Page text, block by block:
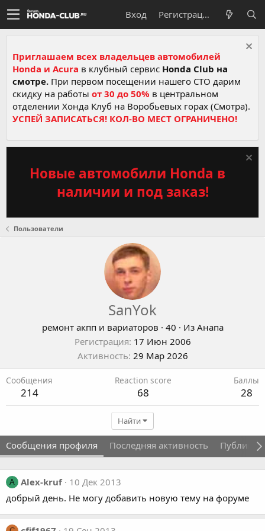
Вход Регистрация
Приглашаем всех владельцев автомобилей
Honda и Acura в клубный сервис Honda Club на
смотре. При первом посещении нашего СТО дарим
скидку на работы от 30 до 50% в центральном
отделении Хонда Клуб на Воробьевых горах (Смотра).
УСПЕЙ ЗАПИСАТЬСЯ! КОЛ-ВО МЕСТ ОГРАНИЧЕНО!
Новые автомобили Honda в
наличии и под заказ!
Пользователи
SanYok
ремонт акпп и вариаторов · 40 · Из Анапа
Регистрация 17 Июн 2006
Активность 29 Мар 2026
Сообщения
214
Reaction score
68
Баллы
28
Найти
Сообщения профиля Последняя активность
A Alex-kruf
10 Дек 2013
добрый день. Не могу добавить новую тему на форуме